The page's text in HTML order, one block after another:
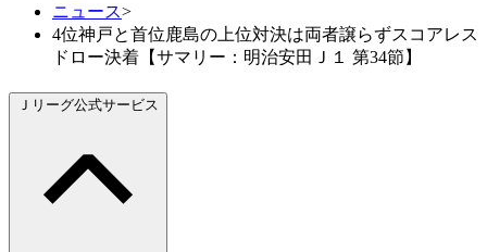
ニュース>
4位神戸と首位鹿島の上位対決は両者譲らずスコアレス
ドロー決着【サマリー：明治安田Ｊ１ 第34節】
Ｊリーグ公式サービス